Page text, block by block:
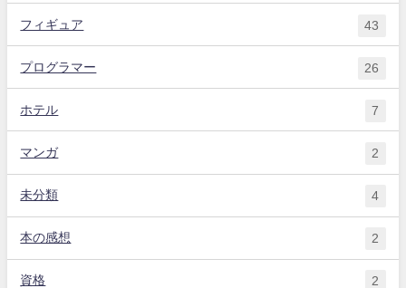
フィギュア 43
プログラマー 26
ホテル 7
マンガ 2
未分類 4
本の感想 2
資格 2